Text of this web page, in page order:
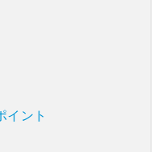
ント